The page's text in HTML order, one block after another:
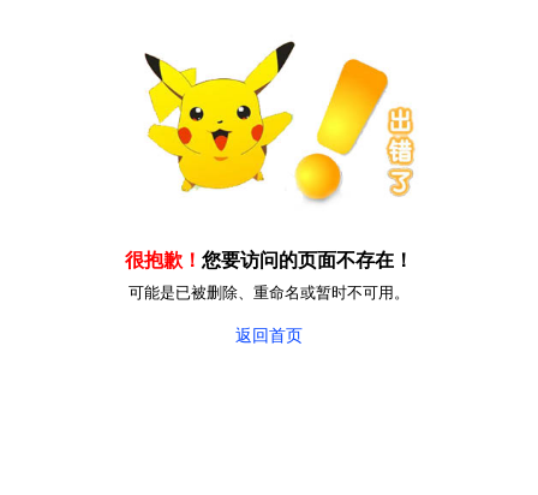
很抱歉！ 您要访问的页面不存在！
可能是已被删除、重命名或暂时不可用。
返回首页